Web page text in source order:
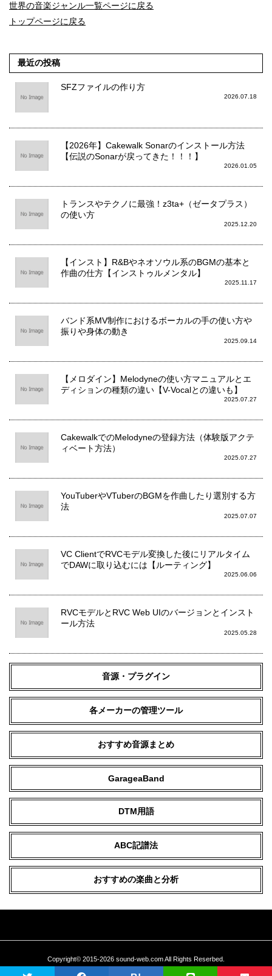
世界の音楽ジャンル一覧ページに戻る
トップページに戻る
最近の投稿
SFZファイルの作り方
2026.07.18
【2026年】Cakewalk Sonarのインストール方法
【伝説のSonarが戻ってきた！！！】
2026.01.05
トランスやテクノに最強！z3ta+（ゼータプラス）
の使い方
2025.12.20
【インスト】R&Bやネオソウル系のBGMの基本と
作曲の仕方【インストゥルメンタル】
2025.11.17
バンド系MV制作におけるボーカルの手の使い方や
振りや身体の動き
2025.09.14
【メロダイン】Melodyneの使い方マニュアルとエ
ディションの種類の違い【V-Vocalとの違いも】
2025.07.27
CakewalkでのMelodyneの登録方法（体験版アクテ
ィベート方法）
2025.07.27
YouTuberやVTuberのBGMを作曲したり選別する方
法
2025.07.07
VC ClientでRVCモデル変換した後にリアルタイム
でDAWに取り込むには【ルーティング】
2025.06.06
RVCモデルとRVC Web UIのバージョンとインスト
ール方法
2025.05.28
音源・プラグイン
各メーカーの管理ツール
おすすめ音源まとめ
GarageaBand
DTM用語
ABC記譜法
おすすめの楽曲と分析
Copyright© 2015-2026 sound-web.com All Rights Reserbed.
当サイトに掲載している文章、画像などの無断転載を禁止いたします。